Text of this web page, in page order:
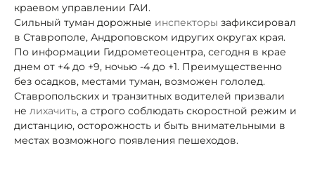
краевом управлении ГАИ.
Сильный туман дорожные инспекторы зафиксировал
в Ставрополе, Андроповском идругих округах края.
По информации Гидрометеоцентра, сегодня в крае
днем от +4 до +9, ночью -4 до +1. Преимущественно
без осадков, местами туман, возможен гололед.
Ставропольских и транзитных водителей призвали
не лихачить, а строго соблюдать скоростной режим и
дистанцию, осторожность и быть внимательными в
местах возможного появления пешеходов.